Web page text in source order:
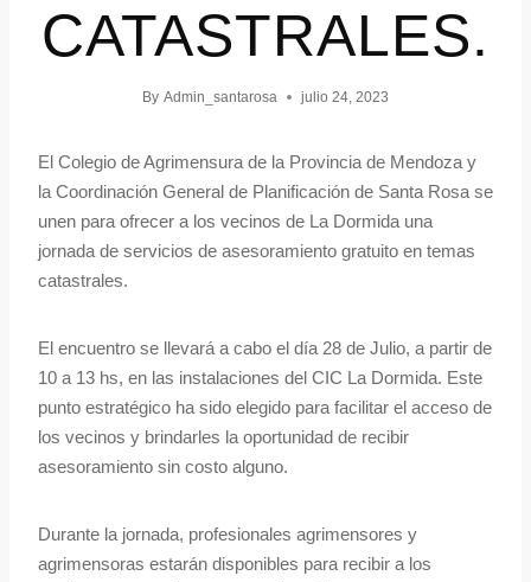
CATASTRALES.
By Admin_santarosa julio 24, 2023
El Colegio de Agrimensura de la Provincia de Mendoza y
la Coordinación General de Planificación de Santa Rosa se
unen para ofrecer a los vecinos de La Dormida una
jornada de servicios de asesoramiento gratuito en temas
catastrales.
El encuentro se llevará a cabo el día 28 de Julio, a partir de
10 a 13 hs, en las instalaciones del CIC La Dormida. Este
punto estratégico ha sido elegido para facilitar el acceso de
los vecinos y brindarles la oportunidad de recibir
asesoramiento sin costo alguno.
Durante la jornada, profesionales agrimensores y
agrimensoras estarán disponibles para recibir a los